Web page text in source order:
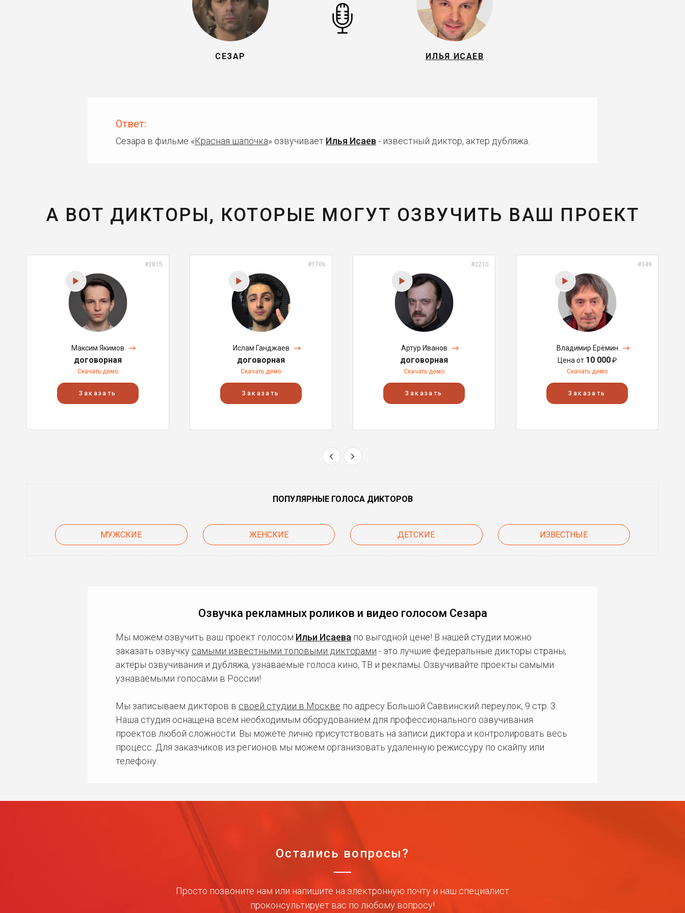
СЕЗАР ИЛЬЯ ИСАЕВ
Ответ:
Сезара в фильме «Красная шапочка» озвучивает Илья Исаев - известный диктор, актер дубляжа.
А ВОТ ДИКТОРЫ, КОТОРЫЕ МОГУТ ОЗВУЧИТЬ ВАШ ПРОЕКТ
#2815
Максим Якимов
договорная
Скачать демо
Заказать
#1706
Ислам Ганджаев
договорная
Скачать демо
Заказать
#2210
Артур Иванов
договорная
Скачать демо
Заказать
#349
Владимир Ерёмин
Цена от 10 000₽
Скачать демо
Заказать
ПОПУЛЯРНЫЕ ГОЛОСА ДИКТОРОВ
МУЖСКИЕ ЖЕНСКИЕ ДЕТСКИЕ ИЗВЕСТНЫЕ
Озвучка рекламных роликов и видео голосом Сезара
Мы можем озвучить ваш проект голосом Ильи Исаева по выгодной цене! В нашей студии можно
заказать озвучку самыми известными топовыми дикторами - это лучшие федеральные дикторы страны,
актеры озвучивания и дубляжа, узнаваемые голоса кино, ТВ и рекламы. Озвучивайте проекты самыми
узнаваемыми голосами в России!
Мы записываем дикторов в своей студии в Москве по адресу Большой Саввинский переулок, 9 стр. 3.
Наша студия оснащена всем необходимым оборудованием для профессионального озвучивания
проектов любой сложности. Вы можете лично присутствовать на записи диктора и контролировать весь
процесс. Для заказчиков из регионов мы можем организовать удаленную режиссуру по скайпу или
телефону.
Остались вопросы?
Просто позвоните нам или напишите на электронную почту и наш специалист
проконсультирует вас по любому вопросу!